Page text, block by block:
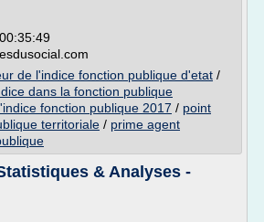
de l'indice fonction publique d'etat /
dans la fonction publique
fonction publique 2017 / point
territoriale / prime agent
& Analyses -